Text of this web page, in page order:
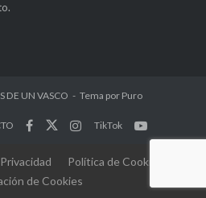
DE UN VASCO Tema por Puro
TikTok
Política de Cookies
de Cookies